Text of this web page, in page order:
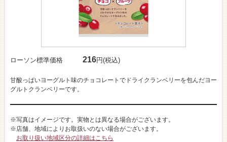
ローソン標準価格 216円(税込)
甘酸っぱいヨーグルト味のチョコレートでドライクランベリーを包んだヨー
グルトクランベリーです。
※写真はイメージです。実物とは異なる場合がございます。
※店舗、地域によりお取扱いのない場合がございます。
お取り扱い地域区分の詳細はこちら